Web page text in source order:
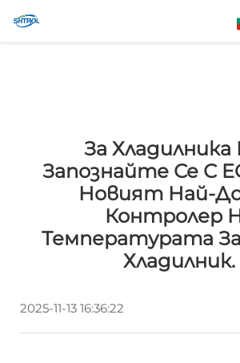
Продукти
Контактирайте Нас
За Хладилника
Запознайте Се С
Новият Най-
Контролер
Температурата
Хладилник.
2025-11-13 16:36:22